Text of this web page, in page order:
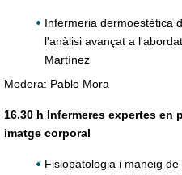
Infermeria dermoestètica
l'anàlisi avançat a
Martínez
Modera: Pablo Mora
16.30 h Infermeres expertes en
imatge corporal
Fisiopatologia i maneig